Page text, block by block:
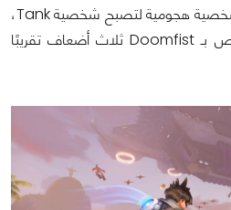
Doomfist التي تحولت من شخصية هجومية لتصبح شخصية Tank،
تم زيادة مستوى الصحة الخاص بـ Doomfist ثلاث أضعاف تقريبًا